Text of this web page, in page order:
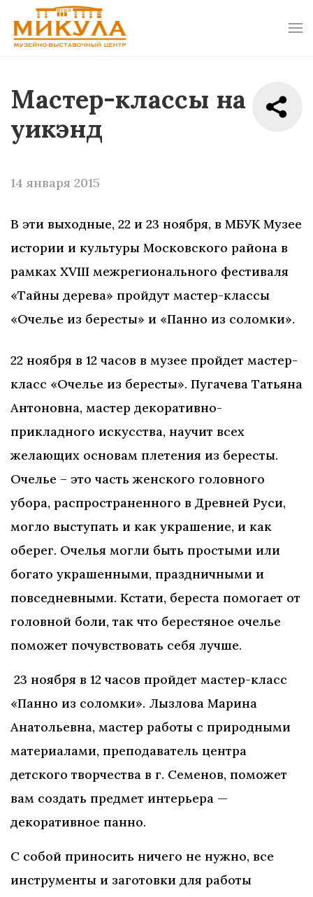
Мастер-классы на
уикэнд
14 января 2015
В эти выходные, 22 и 23 ноября, в МБУК Музее
истории и культуры Московского района в
рамках XVIII межрегионального фестиваля
«Тайны дерева» пройдут мастер-классы
«Очелье из бересты» и «Панно из соломки».
22 ноября в 12 часов в музее пройдет мастер-
класс «Очелье из бересты». Пугачева Татьяна
Антоновна, мастер декоративно-
прикладного искусства, научит всех
желающих основам плетения из бересты.
Очелье – это часть женского головного
убора, распространенного в Древней Руси,
могло выступать и как украшение, и как
оберег. Очелья могли быть простыми или
богато украшенными, праздничными и
повседневными. Кстати, береста помогает от
головной боли, так что берестяное очелье
поможет почувствовать себя лучше.
23 ноября в 12 часов пройдет мастер-класс
«Панно из соломки». Лызлова Марина
Анатольевна, мастер работы с природными
материалами, преподаватель центра
детского творчества в г. Семенов, поможет
вам создать предмет интерьера —
декоративное панно.
С собой приносить ничего не нужно, все
инструменты и заготовки для работы